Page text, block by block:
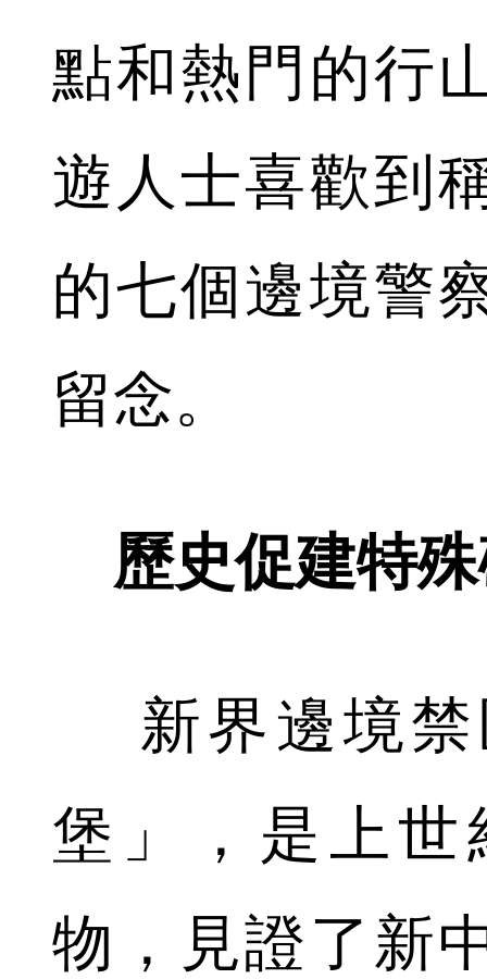
點和熱門的行
遊人士喜歡到
的七個邊境警
留念。
歷史促建特
新界邊境禁
堡」，是上世
物，見證了新